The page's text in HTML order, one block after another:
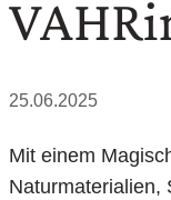
25.06.2025
Mit einem
Naturmaterialien,